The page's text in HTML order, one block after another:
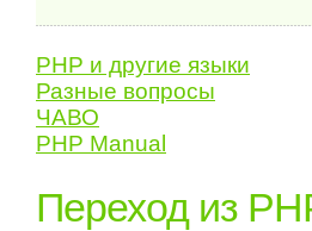
PHP и другие языки
Разные вопросы
ЧАВО
PHP Manual
Переход из